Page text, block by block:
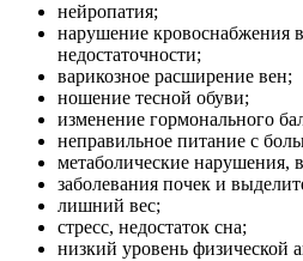
нейропатия;
нарушение кровоснабжения
недостаточности;
варикозное расширение вен;
ношение тесной обуви;
изменение гормонального
неправильное питание с
метаболические нарушения,
заболевания почек и
лишний вес;
стресс, недостаток сна;
низкий уровень физической